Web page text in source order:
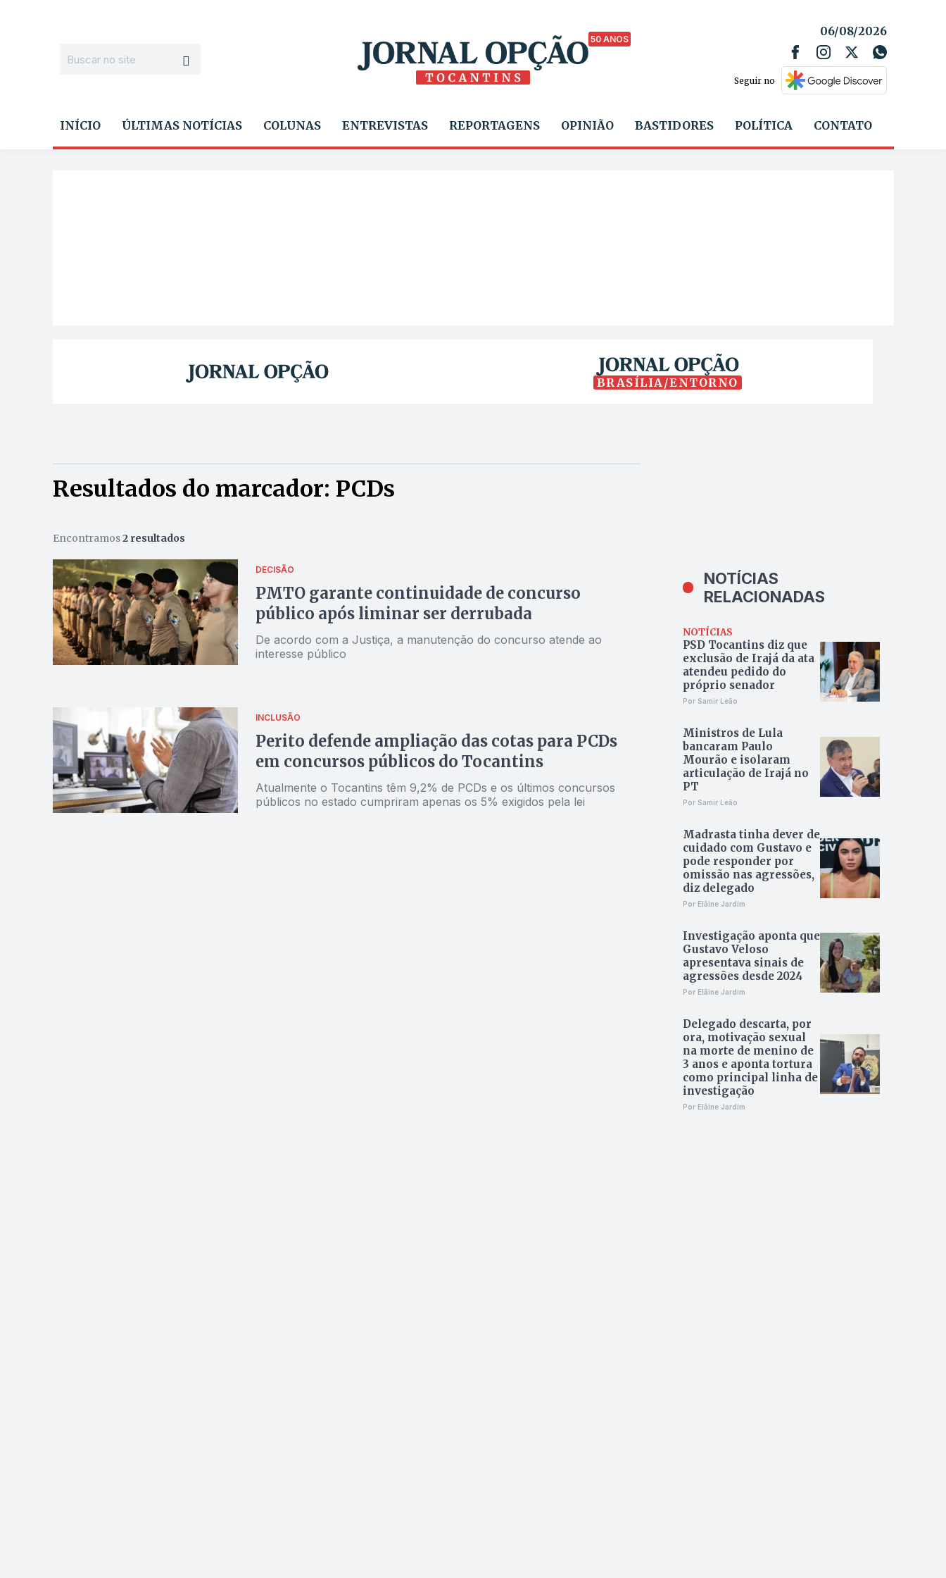
50 ANOS
06/08/2026
Seguir no
INÍCIO ÚLTIMAS NOTÍCIAS COLUNAS ENTREVISTAS REPORTAGENS OPINIÃO BASTIDORES POLÍTICA CONTATO
BRASÍLIA/ENTORNO
Resultados do marcador: PCDs
Encontramos2 resultados
DECISÃO
PMTO garante continuidade de concurso
público após liminar ser derrubada
De acordo com a Justiça, a manutenção do concurso atende ao
interesse público
INCLUSÃO
Perito defende ampliação das cotas para PCDs
em concursos públicos do Tocantins
Atualmente o Tocantins têm 9,2% de PCDs e os últimos concursos
públicos no estado cumpriram apenas os 5% exigidos pela lei
NOTÍCIAS
RELACIONADAS
NOTÍCIAS
PSD Tocantins diz que
exclusão de Irajá da ata
atendeu pedido do
próprio senador
Por Samir Leão
Ministros de Lula
bancaram Paulo
Mourão e isolaram
articulação de Irajá no
PT
Por Samir Leão
Madrasta tinha dever de
cuidado com Gustavo e
pode responder por
omissão nas agressões,
diz delegado
Por Elâine Jardim
Investigação aponta que
Gustavo Veloso
apresentava sinais de
agressões desde 2024
Por Elâine Jardim
Delegado descarta, por
ora, motivação sexual
na morte de menino de
3 anos e aponta tortura
como principal linha de
investigação
Por Elâine Jardim